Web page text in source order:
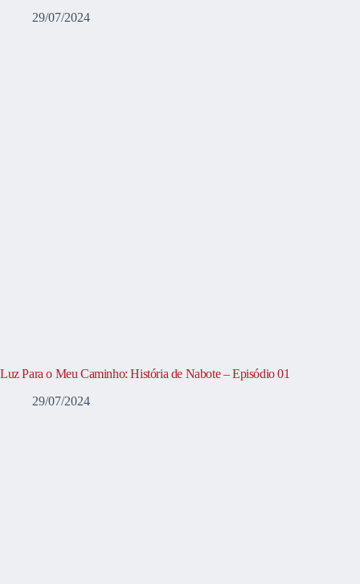
29/07/2024
Luz Para o Meu Caminho: História de Nabote – Episódio 01
29/07/2024